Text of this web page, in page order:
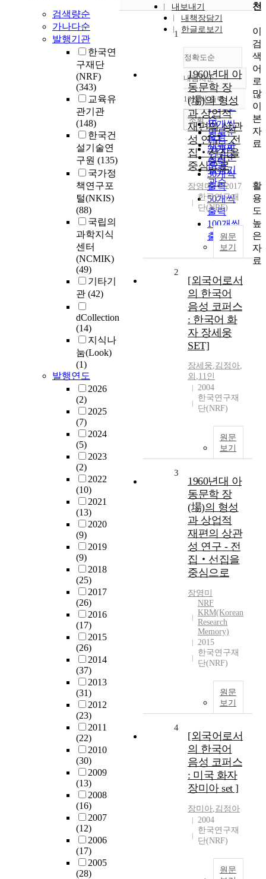
검색량순
가나다순
발행기관
한국연
구재단
(NRF)
(343)
교육유
관기관
(148)
한국건
설기술연
구원 (135)
국가정
책연구포
털(NKIS)
(88)
국립의
과학지식
센터
(NCMIK)
(49)
기타기
관 (42)
dCollection
(14)
지식나
눔(Look)
(1)
발행연도
2026
(2)
2025
(7)
2024
(5)
2023
(2)
2022
(10)
2021
(13)
2020
(9)
2019
(9)
2018
(25)
2017
(26)
2016
(17)
2015
(26)
2014
(37)
2013
(31)
2012
(23)
2011
(22)
2010
(30)
2009
(13)
2008
(16)
2007
(12)
2006
(17)
2005
(28)
내보내기
내책장담기
한글로보기
정확도순
정확도
순
인기도
순
연도순
제목순
저자순
발행기
관순
내림차순
내림차순
10개씩 출력
10개씩
출력
20개씩
출력
30개씩
출력
50개씩
출력
100개씩
출력
조회
1
1960년대 아
동문학 장
(場)의 형성
과 상업적
재편의 상관
성 연구 - 전
집‧선집을
중심으로
장영미
2017
한국연구재
단(NRF)
원문
보기
2
[외국어로서
의 한국어
음성 코퍼스
: 한국어 화
자 장세웅
SET]
장세웅,김정아,
외 ,11인
2004
한국연구재
단(NRF)
원문
보기
3
1960년대 아
동문학 장
(場)의 형성
과 상업적
재편의 상관
성 연구 - 전
집‧선집을
중심으로
장영미
NRF
KRM(Korean
Research
Memory)
2015
한국연구재
단(NRF)
원문
보기
4
[외국어로서
의 한국어
음성 코퍼스
: 미국 화자
장미아 set ]
장미아,김정아
2004
한국연구재
단(NRF)
원문
천
이
검
색
어
로
많
이
본
자
료
활
용
도
높
은
자
료